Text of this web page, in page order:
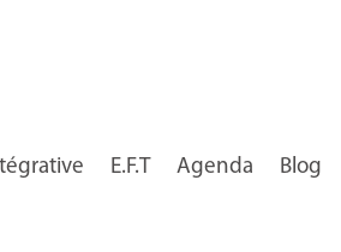
E.F.T Agenda Blog